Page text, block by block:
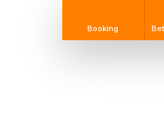
Booking​